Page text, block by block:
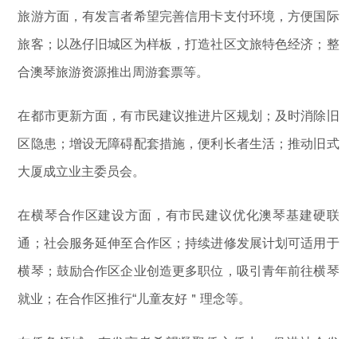
旅游方面，有发言者希望完善信用卡支付环境，方便国际
旅客；以氹仔旧城区为样板，打造社区文旅特色经济；整
合澳琴旅游资源推出周游套票等。
在都市更新方面，有市民建议推进片区规划；及时消除旧
区隐患；增设无障碍配套措施，便利长者生活；推动旧式
大厦成立业主委员会。
在横琴合作区建设方面，有市民建议优化澳琴基建硬联
通；社会服务延伸至合作区；持续进修发展计划可适用于
横琴；鼓励合作区企业创造更多职位，吸引青年前往横琴
就业；在合作区推行“儿童友好＂理念等。